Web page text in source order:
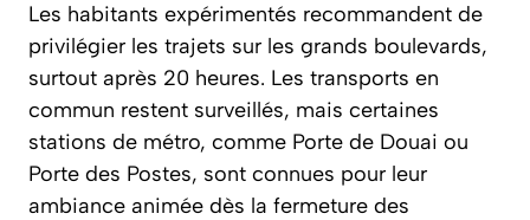
Les habitants expérimentés recommandent de
privilégier les trajets sur les grands boulevards,
surtout après 20 heures. Les transports en
commun restent surveillés, mais certaines
stations de métro, comme Porte de Douai ou
Porte des Postes, sont connues pour leur
ambiance animée dès la fermeture des